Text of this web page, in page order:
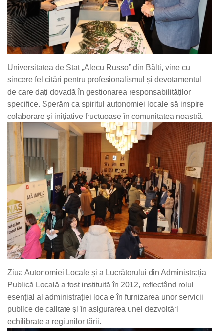
Universitatea de Stat „Alecu Russo” din Bălți, vine cu
sincere felicitări pentru profesionalismul și devotamentul
de care dați dovadă în gestionarea responsabilităților
specifice. Sperăm ca spiritul autonomiei locale să inspire
colaborare și inițiative fructuoase în comunitatea noastră.
Ziua Autonomiei Locale și a Lucrătorului din Administrația
Publică Locală a fost instituită în 2012, reflectând rolul
esențial al administrației locale în furnizarea unor servicii
publice de calitate și în asigurarea unei dezvoltări
echilibrate a regiunilor țării.